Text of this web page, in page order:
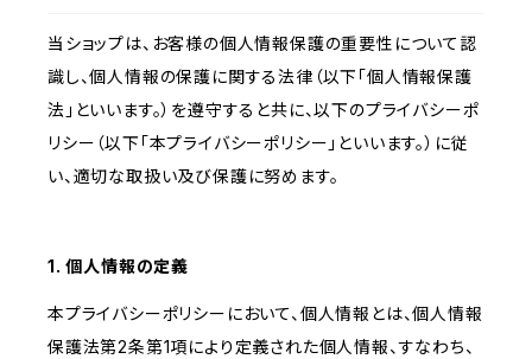
当ショップは、お客様の個人情報保護の重要性について認
識し、個人情報の保護に関する法律（以下「個人情報保護
法」といいます。）を遵守すると共に、以下のプライバシーポ
リシー（以下「本プライバシーポリシー」といいます。）に従
い、適切な取扱い及び保護に努めます。
1. 個人情報の定義
本プライバシーポリシーにおいて、個人情報とは、個人情報
保護法第2条第1項により定義された個人情報、すなわち、